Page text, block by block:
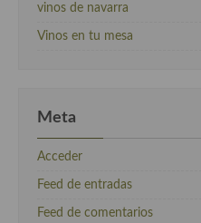
vinos de navarra
Vinos en tu mesa
Meta
Acceder
Feed de entradas
Feed de comentarios